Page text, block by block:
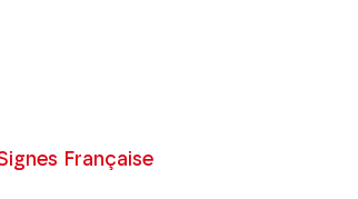
Française